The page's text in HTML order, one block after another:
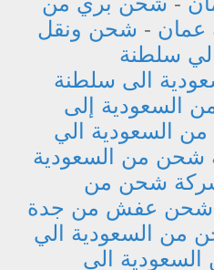
عمان - شحن ونقل
سلطنة
الى سلطنة
السعودية إلى
السعودية الي
شحن من السعودية
شحن من
شحن عفش من جدة
من السعودية الي
الى